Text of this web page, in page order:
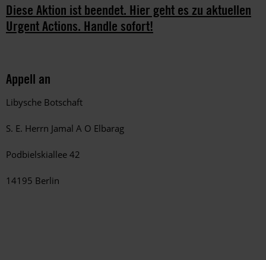
Diese Aktion ist beendet. Hier geht es zu aktuellen
Urgent Actions. Handle sofort!
Appell an
Libysche Botschaft
S. E. Herrn Jamal A O Elbarag
Podbielskiallee 42
14195 Berlin